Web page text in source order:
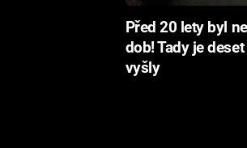
Před 20 lety byl
dob! Tady je
vyšly